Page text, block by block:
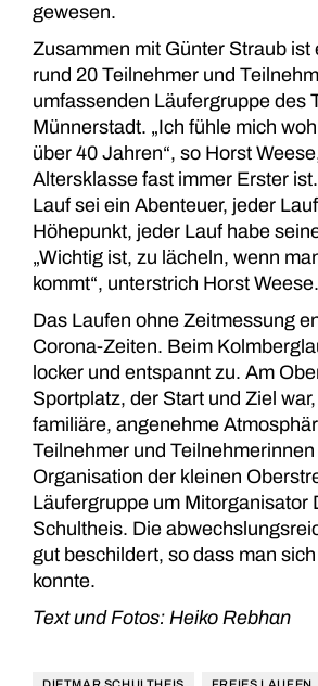
gewesen.
Zusammen mit Günter Straub ist
rund 20 Teilnehmer und
umfassenden Läufergruppe des
Münnerstadt. „Ich fühle mich
über 40 Jahren“, so Horst
Altersklasse fast immer Erster
Lauf sei ein Abenteuer, jeder
Höhepunkt, jeder Lauf habe
„Wichtig ist, zu lächeln, wenn
kommt“, unterstrich Horst Weese.
Das Laufen ohne Zeitmessung
Corona-Zeiten. Beim
locker und entspannt zu. Am
Sportplatz, der Start und Ziel
familiäre, angenehme
Teilnehmer und
Organisation der kleinen
Läufergruppe um Mitorganisator
Schultheis. Die
gut beschildert, so dass man
konnte.
Text und Fotos: Heiko Rebhan